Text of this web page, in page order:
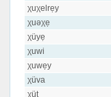
χuχelrẹy
χuəχẹ
χüyẹ
χuwi
χuwẹy
χüva
χüt